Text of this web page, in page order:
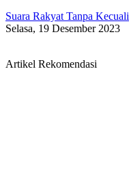
Suara Rakyat Tanpa Kecuali
Selasa, 19 Desember 2023
Artikel Rekomendasi